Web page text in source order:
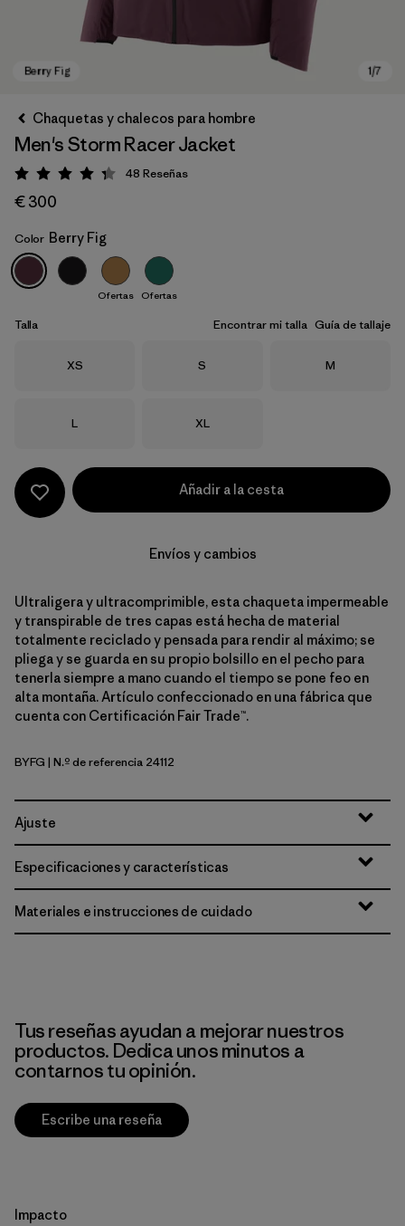
Berry Fig
Chaquetas y chalecos para hombre
Men's Storm Racer Jacket
Puntuación: 4.3 / 5
48 Reseñas
€ 300
Color Berry Fig
Ofertas Ofertas
Talla Encontrar mi talla Guía de tallaje
Talla
XS Talla
S Talla
M
Talla
L Talla
XL
Añadir a la cesta
Envíos y cambios
Ultraligera y ultracomprimible, esta chaqueta impermeable
y transpirable de tres capas está hecha de material
totalmente reciclado y pensada para rendir al máximo; se
pliega y se guarda en su propio bolsillo en el pecho para
tenerla siempre a mano cuando el tiempo se pone feo en
alta montaña. Artículo confeccionado en una fábrica que
cuenta con Certificación Fair Trade™.
Berry Fig
BYFG | N.º de referencia 24112
Ajuste
Especificaciones y características
Materiales e instrucciones de cuidado
Tus reseñas ayudan a mejorar nuestros
productos. Dedica unos minutos a
contarnos tu opinión.
Escribe una reseña
Impacto